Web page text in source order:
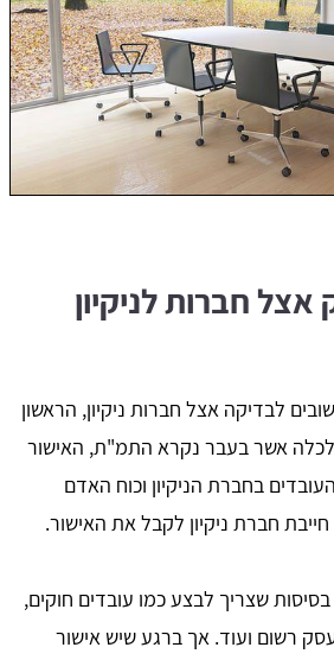
חברות לניקיון
לבדיקה אצל חברות ניקיון, הראשון
אשר בעבר נקרא התמ"ת, האישור
בחברת הניקיון וכוח האדם
חברת ניקיון לקבל את האישור.
שצריך לבצע כמו עובדים חוקים,
רשום ועוד. אך ברגע שיש אישור